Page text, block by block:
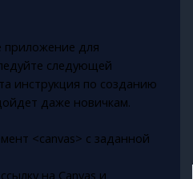
приложение для
следующей
инструкция по созданию
даже новичкам.
<canvas> с заданной
на Canvas и